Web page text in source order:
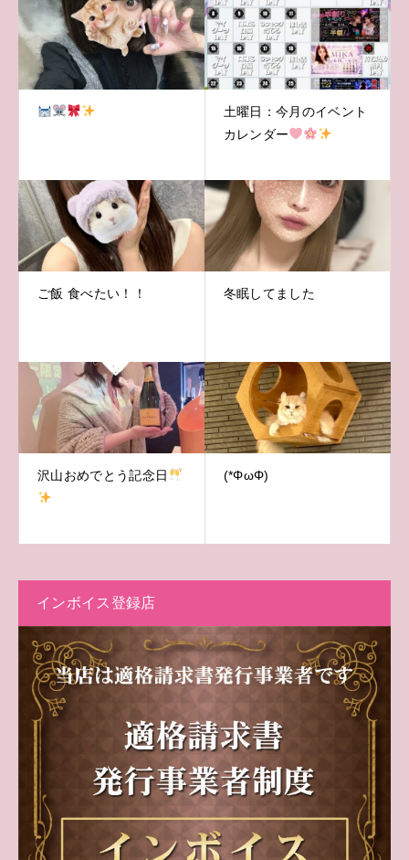
土曜日：今月のイベント
カレンダー
ご飯 食べたい！！ 冬眠してました
沢山おめでとう記念日 (*ΦωΦ)
インボイス登録店